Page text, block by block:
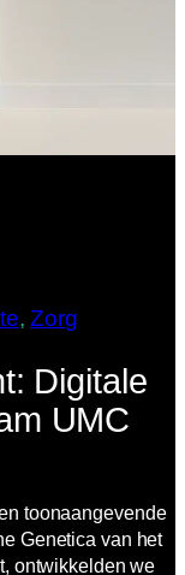
, Zorg
Digitale
UMC
toonaangevende
Genetica van het
ontwikkelden we